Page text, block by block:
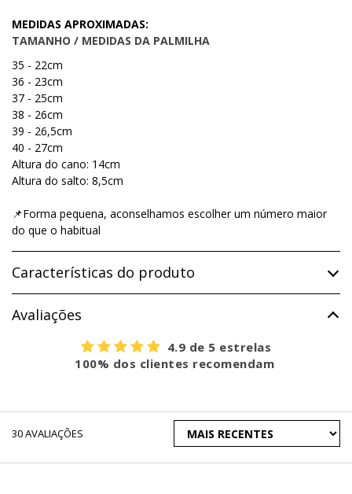
MEDIDAS APROXIMADAS:
TAMANHO / MEDIDAS DA PALMILHA
35 - 22cm
36 - 23cm
37 - 25cm
38 - 26cm
39 - 26,5cm
40 - 27cm
​Altura do cano: 14cm
Altura do salto: 8,5cm
📌Forma pequena, aconselhamos escolher um número maior
do que o habitual
Características do produto
Avaliações
4.9 de 5 estrelas
100% dos clientes recomendam
30AVALIAÇÕES
ORDENAR
AVALIAÇÕES